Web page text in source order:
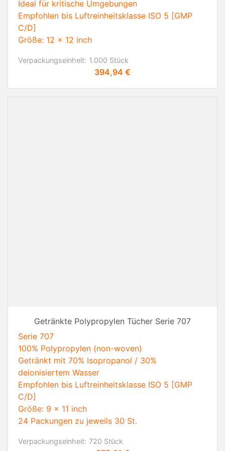
Ideal für kritische Umgebungen
Empfohlen bis Luftreinheitsklasse ISO 5 [GMP
C/D]
Größe: 12 x 12 inch
Verpackungseinheit: 1.000 Stück
Preis
394,94 €
Getränkte Polypropylen Tücher Serie 707
Serie 707
100% Polypropylen (non-woven)
Getränkt mit 70% Isopropanol / 30%
deionisiertem Wasser
Empfohlen bis Luftreinheitsklasse ISO 5 [GMP
C/D]
Größe: 9 x 11 inch
24 Packungen zu jeweils 30 St.
Verpackungseinheit: 720 Stück